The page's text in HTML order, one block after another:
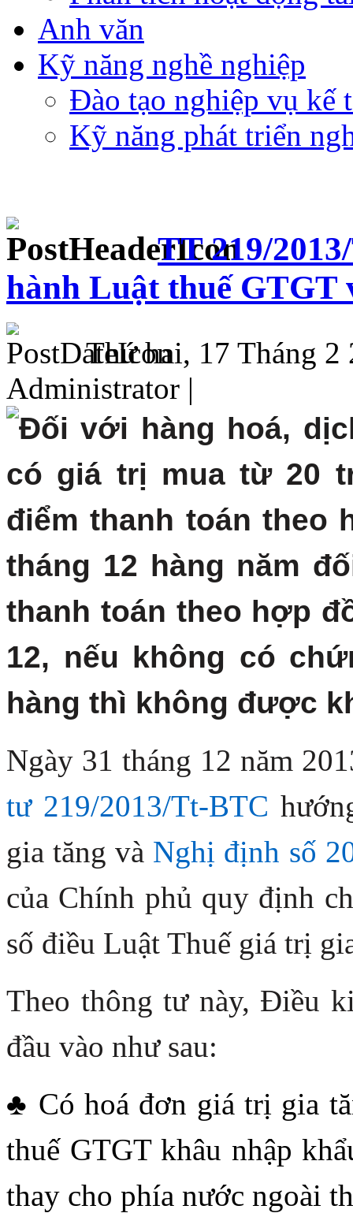
Anh văn
Kỹ năng nghề nghiệp
Đào tạo nghiệp vụ kế
Kỹ năng phát triển
TT 219/
hành Luật thuế GTGT
Thứ hai, 17 Tháng
Administrator |
Đối với hàng hoá,
có giá trị mua từ 20
điểm thanh toán theo
tháng 12 hàng năm
thanh toán theo hợp
12, nếu không có
hàng thì không được
Ngày 31 tháng 12 năm
tư 219/2013/Tt-BTC
gia tăng và Nghị định số
của Chính phủ quy định
số điều Luật Thuế giá trị
Theo thông tư này, Điều
đầu vào như sau:
♣ Có hoá đơn giá trị gia
thuế GTGT khâu nhập
thay cho phía nước ngoài